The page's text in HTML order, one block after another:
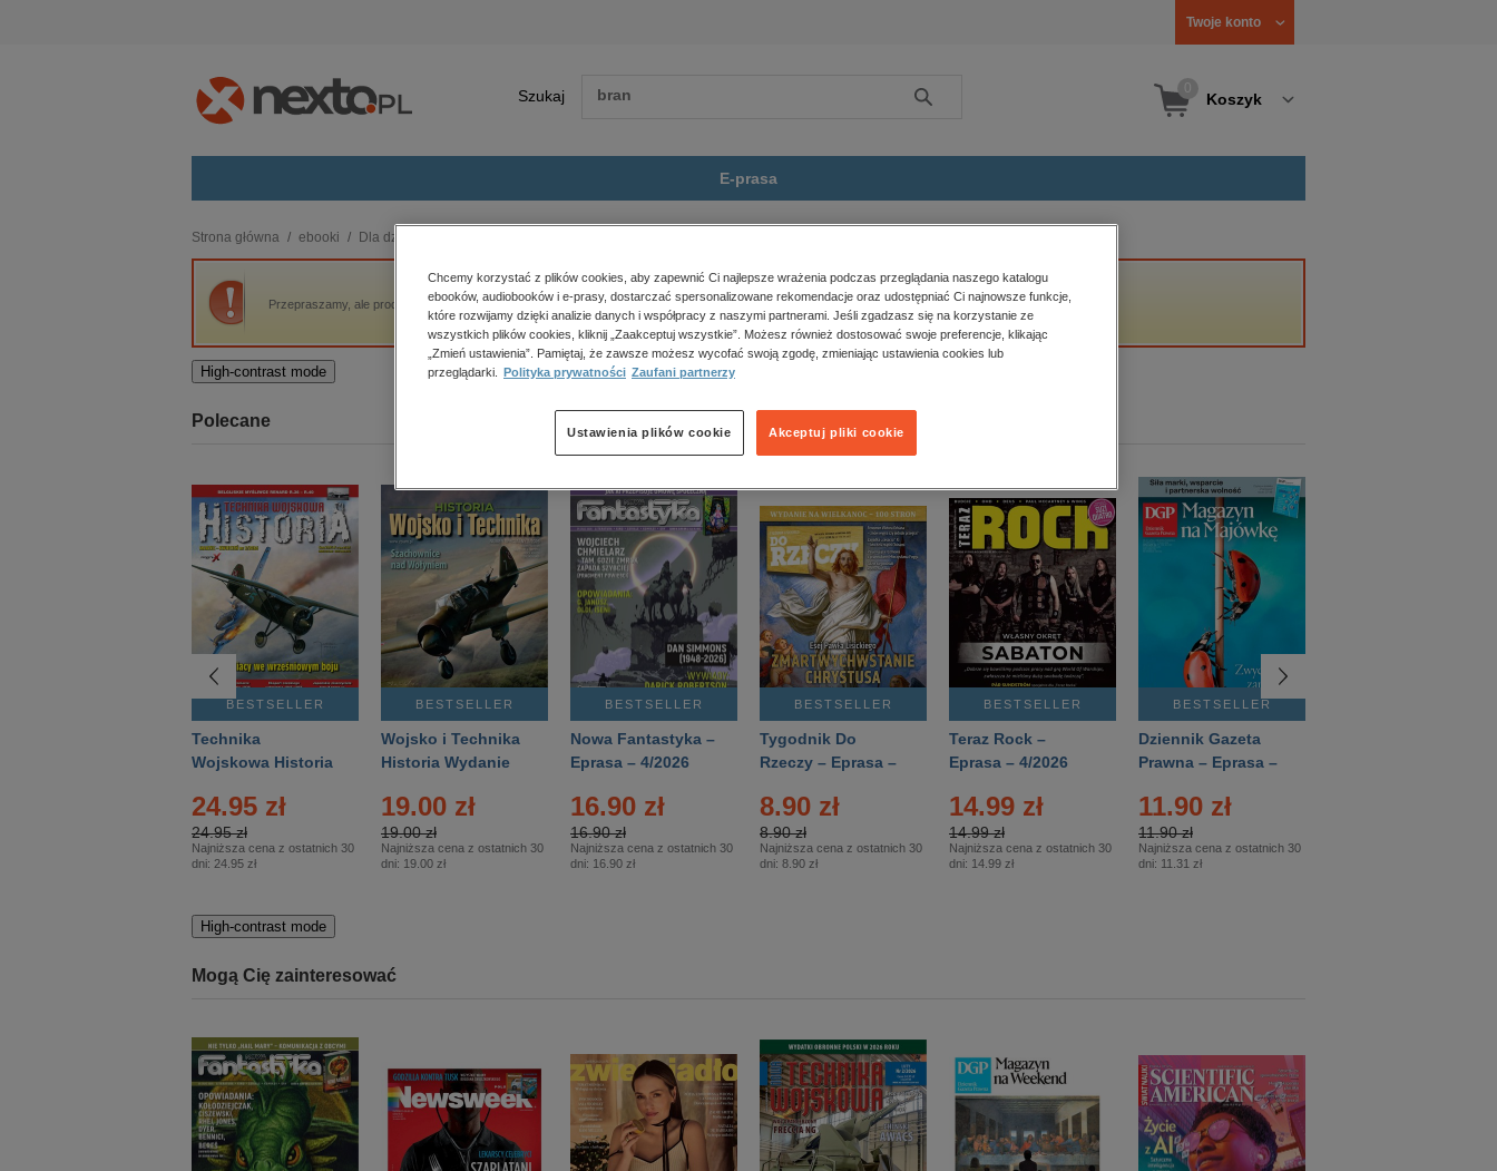
Twoje konto
Szukaj Szukaj Koszyk
E-prasa
budownictwo, aranżacja wnętrz
biznesowe, branżowe, gospodarka
darmowe wydania
edukacja
kobiece, lifestyle, kultura
polityka, społeczno-informacyjne
psychologiczne
inne
popularno-naukowe
historia
zdrowie
religie
Strona główna ebooki Dla dzieci i młodzieży
Przepraszamy, ale produkt „Sama nie wiem” nie jest dostępny.
High-contrast mode
Polecane
BESTSELLER
Technika
Wojskowa Historia
24.95 zł
24.95 zł
Najniższa cena z ostatnich 30
dni: 24.95 zł
BESTSELLER
Wojsko i Technika
Historia Wydanie
– 2/2026
19.00 zł
19.00 zł
Najniższa cena z ostatnich 30
dni: 19.00 zł
BESTSELLER
Nowa Fantastyka –
Eprasa – 4/2026
16.90 zł
16.90 zł
Najniższa cena z ostatnich 30
dni: 16.90 zł
BESTSELLER
Tygodnik Do
Rzeczy – Eprasa –
8.90 zł
8.90 zł
Najniższa cena z ostatnich 30
dni: 8.90 zł
BESTSELLER
Teraz Rock –
Eprasa – 4/2026
14.99 zł
14.99 zł
Najniższa cena z ostatnich 30
dni: 14.99 zł
BESTSELLER
Dziennik Gazeta
Prawna – Eprasa –
11.90 zł
11.90 zł
Najniższa cena z ostatnich 30
dni: 11.31 zł
High-contrast mode
Mogą Cię zainteresować
Chcemy korzystać z plików cookies, aby zapewnić Ci najlepsze wrażenia podczas przeglądania naszego katalogu
ebooków, audiobooków i e-prasy, dostarczać spersonalizowane rekomendacje oraz udostępniać Ci najnowsze funkcje,
które rozwijamy dzięki analizie danych i współpracy z naszymi partnerami. Jeśli zgadzasz się na korzystanie ze
wszystkich plików cookies, kliknij „Zaakceptuj wszystkie”. Możesz również dostosować swoje preferencje, klikając
„Zmień ustawienia”. Pamiętaj, że zawsze możesz wycofać swoją zgodę, zmieniając ustawienia cookies lub
przeglądarki.
Polityka prywatności Zaufani partnerzy
Akceptuj pliki cookie
Ustawienia plików cookie